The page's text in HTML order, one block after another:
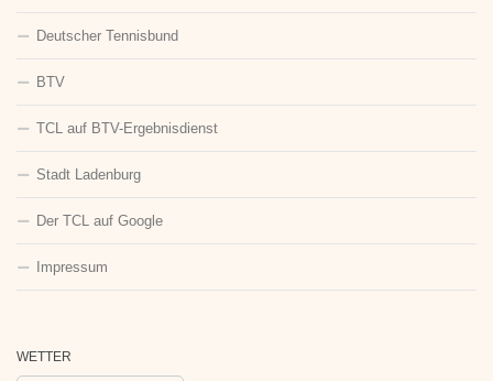
Deutscher Tennisbund
BTV
TCL auf BTV-Ergebnisdienst
Stadt Ladenburg
Der TCL auf Google
Impressum
WETTER